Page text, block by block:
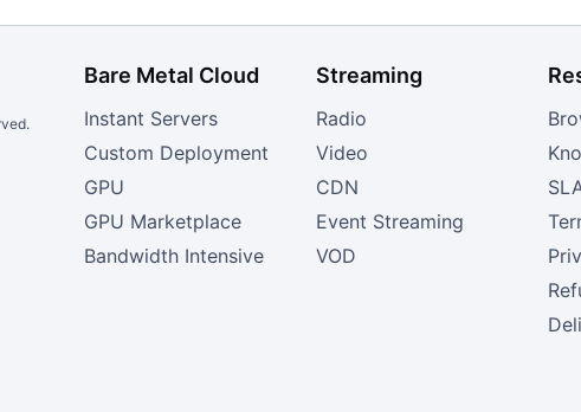
Bare Metal Cloud
Instant Servers
Custom Deployment
GPU
GPU Marketplace
Bandwidth Intensive
Streaming
Radio
Video
CDN
Event Streaming
VOD